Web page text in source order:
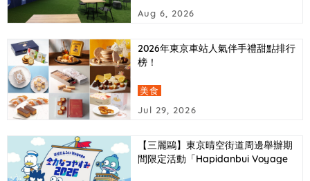
Aug 6, 2026
2026年東京車站人氣伴手禮甜點排行
榜！
美食
Jul 29, 2026
【三麗鷗】東京晴空街道周邊舉辦期
間限定活動「Hapidanbui Voyage